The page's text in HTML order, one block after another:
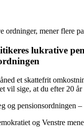
ordninger, mener flere
lukrative
et skattefrit
vil sige, at du efter 20
og pensionsordningen
og Venstre